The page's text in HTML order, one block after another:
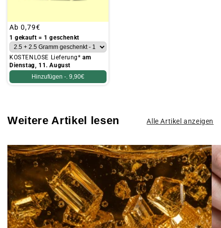
Üblicher
Preis
Ab 0,79€
1 gekauft = 1 geschenkt
KOSTENLOSE Lieferung*am
Dienstag, 11. August
Hinzufügen -. 9,90€
Weitere Artikel lesen Alle Artikel anzeigen